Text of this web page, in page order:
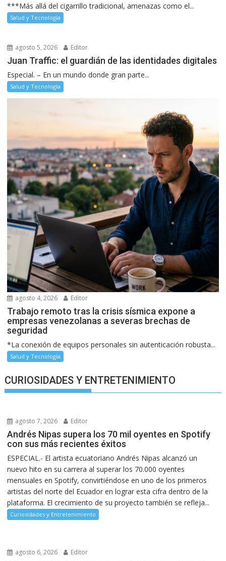
***Más allá del cigarrillo tradicional, amenazas como el...
Salud y Tecnología
agosto 5, 2026 Editor
Juan Traffic: el guardián de las identidades digitales
Especial. – En un mundo donde gran parte...
Salud y Tecnología
agosto 4, 2026 Editor
Trabajo remoto tras la crisis sísmica expone a
empresas venezolanas a severas brechas de
seguridad
*La conexión de equipos personales sin autenticación robusta...
Salud y Tecnología
CURIOSIDADES Y ENTRETENIMIENTO
agosto 7, 2026 Editor
Andrés Nipas supera los 70 mil oyentes en Spotify
con sus más recientes éxitos
ESPECIAL.- El artista ecuatoriano Andrés Nipas alcanzó un
nuevo hito en su carrera al superar los 70.000 oyentes
mensuales en Spotify, convirtiéndose en uno de los primeros
artistas del norte del Ecuador en lograr esta cifra dentro de la
plataforma. El crecimiento de su proyecto también se refleja...
Curiosidades y Entretenimiento
agosto 6, 2026 Editor